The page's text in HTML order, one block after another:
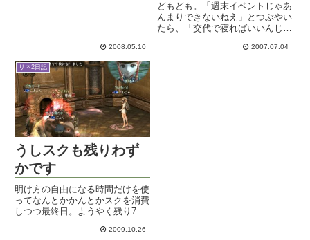
2008.05.10
どもども。「週末イベントじゃあ
んまりできないねえ」とつぶやい
たら、「交代で寝ればいいんじゃ
ャです。こんにちは。ウチは三交
2007.07.04
リネ2日記
うしスクも残りわず
かです
明け方の自由になる時間だけを使
ってなんとかかんとかスクを消費
しつつ最終日。ようやく残り7枚
スクが終わる・・・・。ソロで消
2009.10.26